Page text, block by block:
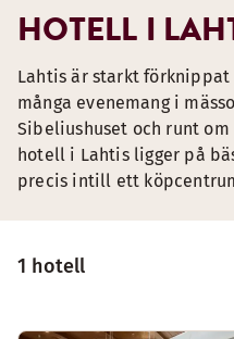
1 hotell
HOTELL I
Lahtis är starkt
många evenemang i
Sibeliushuset och runt
hotell i Lahtis ligger på
precis intill ett